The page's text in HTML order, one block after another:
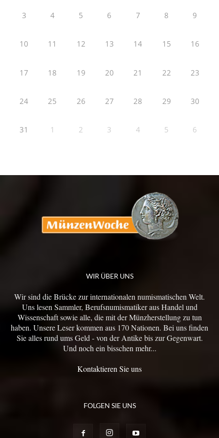
3 4 5 6 7 8 9
10 11 12 13 14 15 16
17 18 19 20 21 22 23
24 25 26 27 28 29 30
31 1 2 3 4 5 6
WIR ÜBER UNS
Wir sind die Brücke zur internationalen numismatischen Welt.
Uns lesen Sammler, Berufsnumismatiker aus Handel und
Wissenschaft sowie alle, die mit der Münzherstellung zu tun
haben. Unsere Leser kommen aus 170 Nationen. Bei uns finden
Sie alles rund ums Geld - von der Antike bis zur Gegenwart.
Und noch ein bisschen mehr...
Kontaktieren Sie uns
FOLGEN SIE UNS